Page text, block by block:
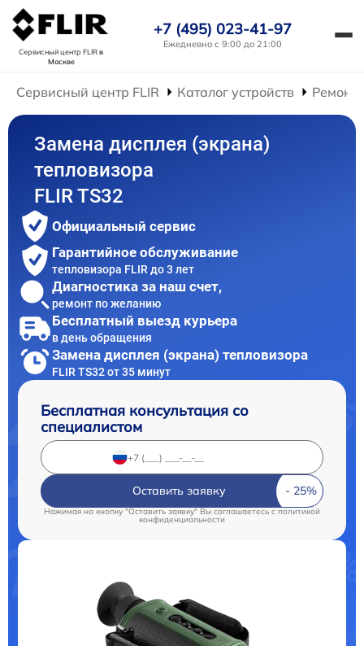
Сервисный центр FLIRв
Москве
+7 (495) 023-41-97
Ежедневно с 9:00 до 21:00
Сервисный центр FLIR Каталог устройств Ремонт
Замена дисплея (экрана)
тепловизора
FLIR TS32
Официальный сервис
Гарантийное обслуживание
тепловизора FLIR до 3 лет
Диагностика за наш счет,
ремонт по желанию
Бесплатный выезд курьера
в день обращения
Замена дисплея (экрана) тепловизора
FLIR TS32 от 35 минут
Бесплатная консультация со
специалистом
Оставить заявку
Нажимая на кнопку "Оставить заявку" Вы соглашаетесь c политикой
конфиденциальности